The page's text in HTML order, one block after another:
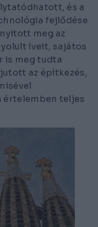
és a
fejlődése
meg az
íveit, sajátos
is meg tudta
az építkezés,
értelemben teljes